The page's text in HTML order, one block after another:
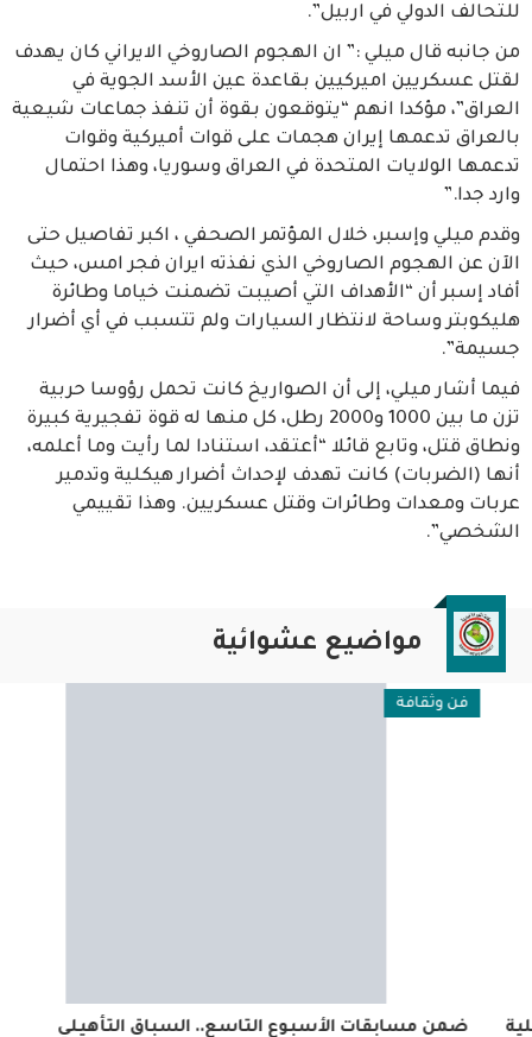
للتحالف الدولي في اربيل”.
من جانبه قال ميلي :” ان الهجوم الصاروخي الايراني كان يهدف
لقتل عسكريين اميركيين بقاعدة عين الأسد الجوية في
العراق”، مؤكدا انهم “يتوقعون بقوة أن تنفذ جماعات شيعية
بالعراق تدعمها إيران هجمات على قوات أميركية وقوات
تدعمها الولايات المتحدة في العراق وسوريا، وهذا احتمال
وارد جدا.”
وقدم ميلي وإسبر، خلال المؤتمر الصحفي ، اكبر تفاصيل حتى
الآن عن الهجوم الصاروخي الذي نفذته ايران فجر امس، حيث
أفاد إسبر أن “الأهداف التي أصيبت تضمنت خياما وطائرة
هليكوبتر وساحة لانتظار السيارات ولم تتسبب في أي أضرار
جسيمة”.
فيما أشار ميلي، إلى أن الصواريخ كانت تحمل رؤوسا حربية
تزن ما بين 1000 و2000 رطل، كل منها له قوة تفجيرية كبيرة
ونطاق قتل، وتابع قائلا “أعتقد، استنادا لما رأيت وما أعلمه،
أنها (الضربات) كانت تهدف لإحداث أضرار هيكلية وتدمير
عربات ومعدات وطائرات وقتل عسكريين. وهذا تقييمي
الشخصي”.
مواضيع عشوائية
فن وثقافة
ضمن مسابقات الأسبوع التاسع.. السباق التأهيلي للسلوقي